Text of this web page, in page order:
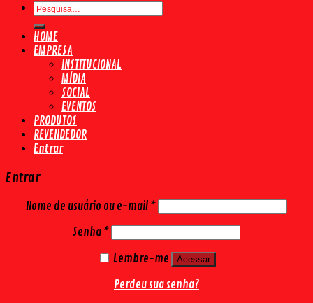
Pesquisar
por:
HOME
EMPRESA
INSTITUCIONAL
MÍDIA
SOCIAL
EVENTOS
PRODUTOS
REVENDEDOR
Entrar
Entrar
Nome de usuário ou e-mail *
Senha *
Lembre-me
Acessar
Perdeu sua senha?